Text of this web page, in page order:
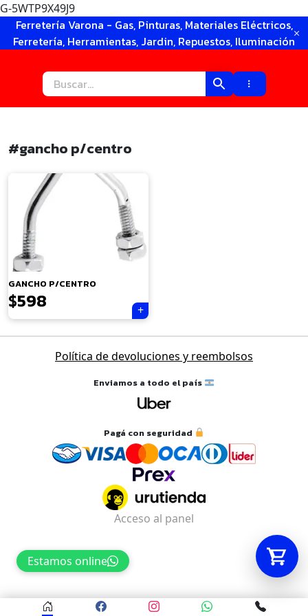
G-5WTP9X49J9
Ferretería Varona - Gas, Pinturas, Materiales Eléctricos,
Ferretería, Herramientas, Jardin, Repuestos, Iluminación
#gancho p/centro
GANCHO P/CENTRO
$598
Política de devoluciones y reembolsos
Enviamos a todo el país
Pagá con seguridad
Estamos online
Acceso al panel
Tu carrito está vacío.
automáticamente.